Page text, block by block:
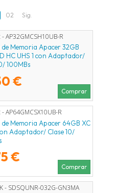
02 Sig.
- AP32GMCSH10UB-R
Memoria Apacer 32GB
HC UHS 1 con Adaptador/
100MBs
€
Comprar
- AP64GMCSX10UB-R
Memoria Apacer 64GB XC
Adaptador/ Clase 10/
€
Comprar
- SDSQUNR-032G-GN3MA